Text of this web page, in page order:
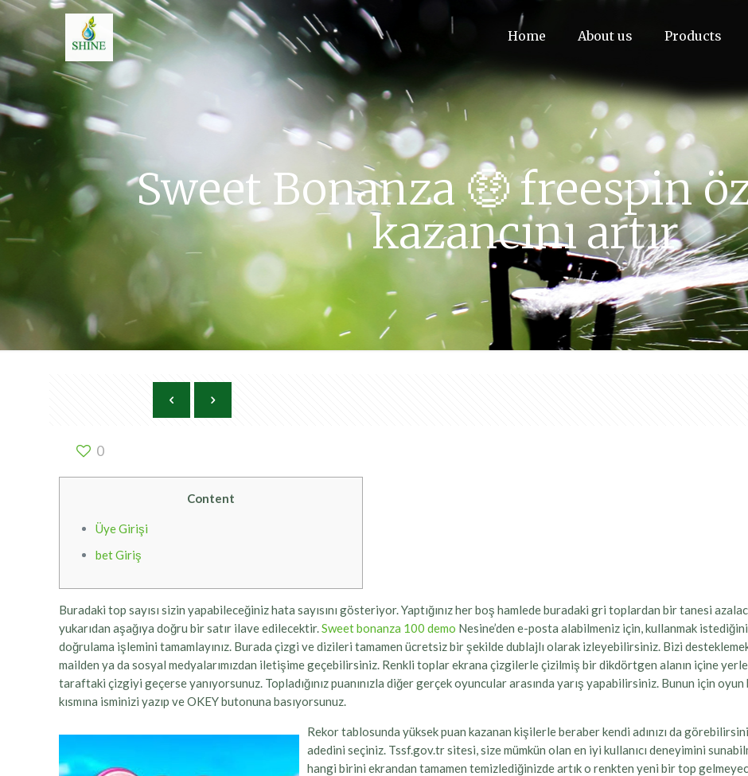
Home About us Products
Sweet Bonanza 🤑 freespin
kazancını artır
0
Content
Üye Girişi
bet Giriş
Buradaki top sayısı sizin yapabileceğiniz hata sayısını gösteriyor. Yaptığınız her boş hamlede buradaki gri toplardan bir tanesi
yukarıdan aşağıya doğru bir satır ilave edilecektir.Sweet bonanza 100 demo Nesine’den e-posta alabilmeniz için, kullanmak
doğrulama işlemini tamamlayınız. Burada çizgi ve dizileri tamamen ücretsiz bir şekilde dublajlı olarak izleyebilirsiniz. Bizi
mailden ya da sosyal medyalarımızdan iletişime geçebilirsiniz. Renkli toplar ekrana çizgilerle çizilmiş bir dikdörtgen alanın içine
taraftaki çizgiyi geçerse yanıyorsunuz. Topladığınız puanınızla diğer gerçek oyuncular arasında yarış yapabilirsiniz. Bunun için
kısmına isminizi yazıp ve OKEY butonuna basıyorsunuz.
Rekor tablosunda yüksek puan kazanan kişilerle beraber kendi adınızı da
adedini seçiniz. Tssf.gov.tr sitesi, size mümkün olan en iyi kullanıcı deneyimini
hangi birini ekrandan tamamen temizlediğinizde artık o renkten yeni bir top